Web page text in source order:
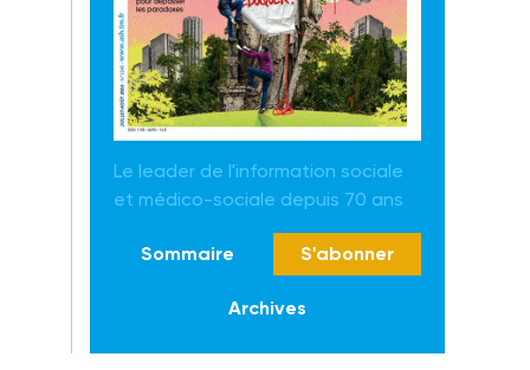
Le leader de l'information sociale
et médico-sociale depuis 70 ans
Sommaire S'abonner
Archives